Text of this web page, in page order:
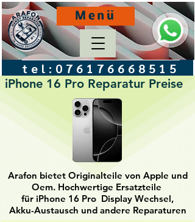
tel: 076176668515
Menü
iPhone 16 Pro Reparatur Preise
Arafon bietet Originalteile von Apple und
Oem. Hochwertige Ersatzteile
für iPhone 16 Pro Display Wechsel,
Akku-Austausch und andere Reparaturen